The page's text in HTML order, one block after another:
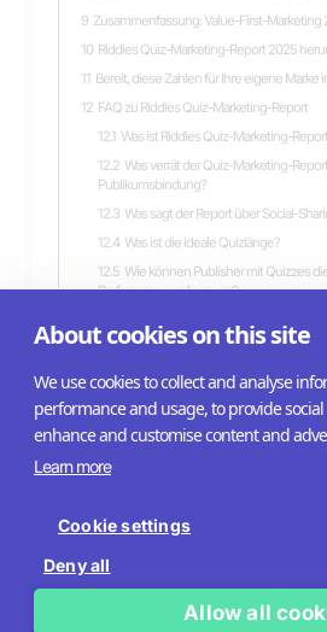
9 Zusammenfassung: Value-First-Marketing
10 Riddles Quiz-Marketing-Report 2025
11 Bereit, diese Zahlen für Ihre eigene Marke
12 FAQ zu Riddles Quiz-Marketing-Report
12.1 Was ist Riddles Quiz-Marketing-
12.2 Was verrät der Quiz-Marketing-
Publikumsbindung?
12.3 Was sagt der Report über Social-
12.4 Was ist die ideale Quizlänge?
12.5 Wie können Publisher mit Quizzes
Performance verbessern?
Privacy policy
About cookies on this site
We use cookies to collect and analyse
performance and usage, to provide
enhance and customise content and
Learn more
Cookie settings
Deny all
Allow all